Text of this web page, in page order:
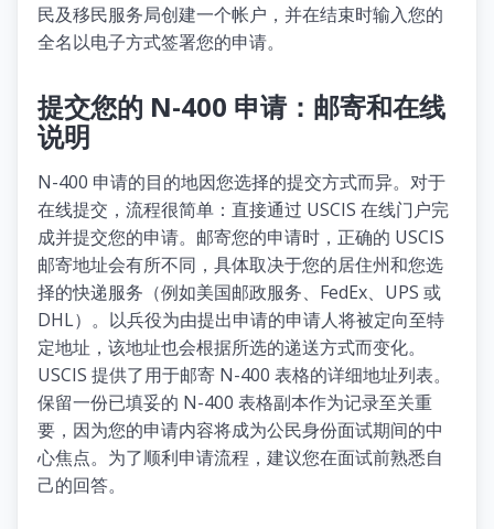
民及移民服务局创建一个帐户，并在结束时输入您的
全名以电子方式签署您的申请。
提交您的 N-400 申请：邮寄和在线
说明
N-400 申请的目的地因您选择的提交方式而异。对于
在线提交，流程很简单：直接通过 USCIS 在线门户完
成并提交您的申请。邮寄您的申请时，正确的 USCIS
邮寄地址会有所不同，具体取决于您的居住州和您选
择的快递服务（例如美国邮政服务、FedEx、UPS 或
DHL）。以兵役为由提出申请的申请人将被定向至特
定地址，该地址也会根据所选的递送方式而变化。
USCIS 提供了用于邮寄 N-400 表格的详细地址列表。
保留一份已填妥的 N-400 表格副本作为记录至关重
要，因为您的申请内容将成为公民身份面试期间的中
心焦点。为了顺利申请流程，建议您在面试前熟悉自
己的回答。